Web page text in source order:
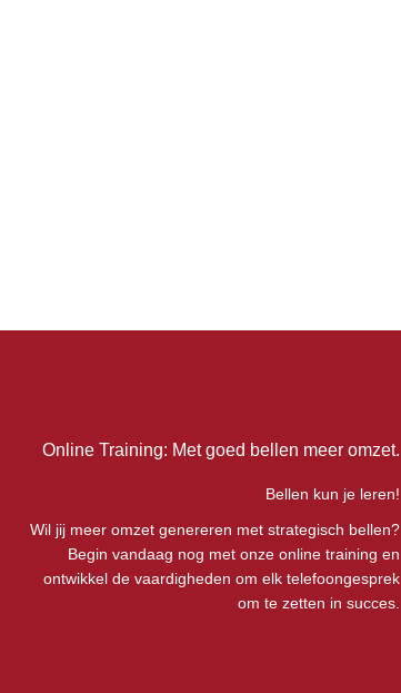
Online Training: Met goed bellen meer omzet.
Bellen kun je leren!
Wil jij meer omzet genereren met strategisch bellen?
Begin vandaag nog met onze online training en
ontwikkel de vaardigheden om elk telefoongesprek
om te zetten in succes.